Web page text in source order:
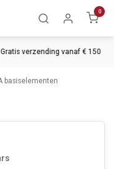
0
verzending vanaf € 150
basiselementen